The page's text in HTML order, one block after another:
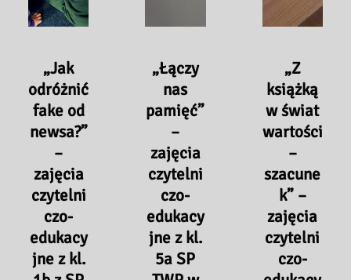
7.05.2026
r.
w
28.04.2026
„Jak
odróżnić
fake od
newsa?”
–
zajęcia
czytelni
czo-
edukacy
jne z kl.
„Łączy
nas
pamięć”
–
zajęcia
czytelni
czo-
edukacy
jne z kl.
5a SP
„Z
książką
w świat
wartości
–
szacune
k” –
zajęcia
czytelni
czo-